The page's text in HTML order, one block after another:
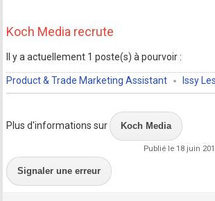
Koch Media recrute
Il y a actuellement 1 poste(s) à pourvoir :
Product & Trade Marketing Assistant Issy
Plus d'informations sur Koch Media
Publié le 18 juin
Signaler une erreur